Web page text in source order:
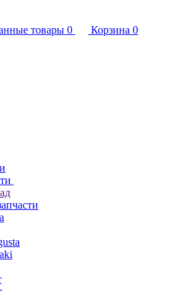
товары 0 Корзина 0